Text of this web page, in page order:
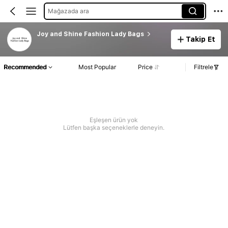
Mağazada ara
Joy and Shine Fashion Lady Bags
Takip Et
Recommended Most Popular Price Filtrele
Eşleşen ürün yok
Lütfen başka seçeneklerle deneyin.